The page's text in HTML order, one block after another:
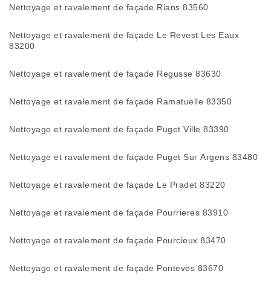
Nettoyage et ravalement de façade Rians 83560
Nettoyage et ravalement de façade Le Revest Les Eaux
83200
Nettoyage et ravalement de façade Regusse 83630
Nettoyage et ravalement de façade Ramatuelle 83350
Nettoyage et ravalement de façade Puget Ville 83390
Nettoyage et ravalement de façade Puget Sur Argens 83480
Nettoyage et ravalement de façade Le Pradet 83220
Nettoyage et ravalement de façade Pourrieres 83910
Nettoyage et ravalement de façade Pourcieux 83470
Nettoyage et ravalement de façade Ponteves 83670